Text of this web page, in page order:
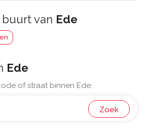
buurt van Ede
Ede
of straat binnen Ede:
Zoek